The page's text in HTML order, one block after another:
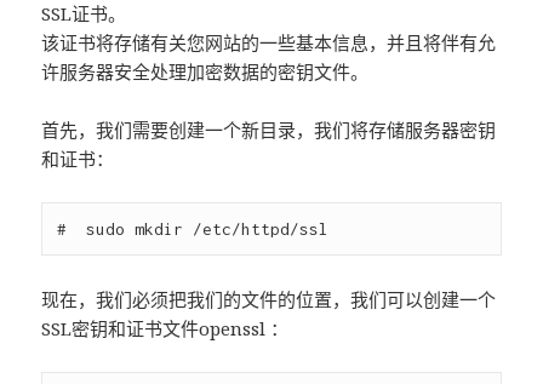
SSL证书。
该证书将存储有关您网站的一些基本信息，并且将伴有允
许服务器安全处理加密数据的密钥文件。
首先，我们需要创建一个新目录，我们将存储服务器密钥
和证书：
现在，我们必须把我们的文件的位置，我们可以创建一个
SSL密钥和证书文件openssl ：